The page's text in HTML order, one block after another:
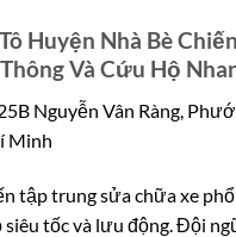
Huyện Nhà Bè
Và Cứu Hộ
Nguyễn Vân Ràng,
Minh
tập trung sửa chữa xe
siêu tốc và lưu động. Đội